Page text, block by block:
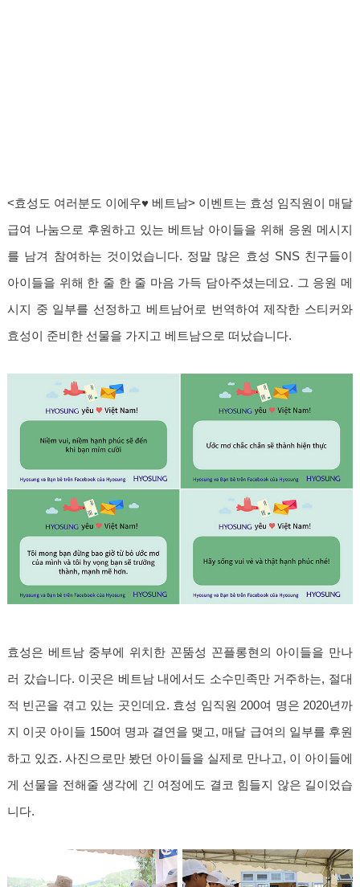
<효성도 여러분도 이에우♥ 베트남> 이벤트는 효성 임직원이 매달
급여 나눔으로 후원하고 있는 베트남 아이들을 위해 응원 메시지
를 남겨 참여하는 것이었습니다. 정말 많은 효성 SNS 친구들이
아이들을 위해 한 줄 한 줄 마음 가득 담아주셨는데요. 그 응원 메
시지 중 일부를 선정하고 베트남어로 번역하여 제작한 스티커와
효성이 준비한 선물을 가지고 베트남으로 떠났습니다.
효성은 베트남 중부에 위치한 꼰뚬성 꼰플롱현의 아이들을 만나
러 갔습니다. 이곳은 베트남 내에서도 소수민족만 거주하는, 절대
적 빈곤을 겪고 있는 곳인데요. 효성 임직원 200여 명은 2020년까
지 이곳 아이들 150여 명과 결연을 맺고, 매달 급여의 일부를 후원
하고 있죠. 사진으로만 봤던 아이들을 실제로 만나고, 이 아이들에
게 선물을 전해줄 생각에 긴 여정에도 결코 힘들지 않은 길이었습
니다.